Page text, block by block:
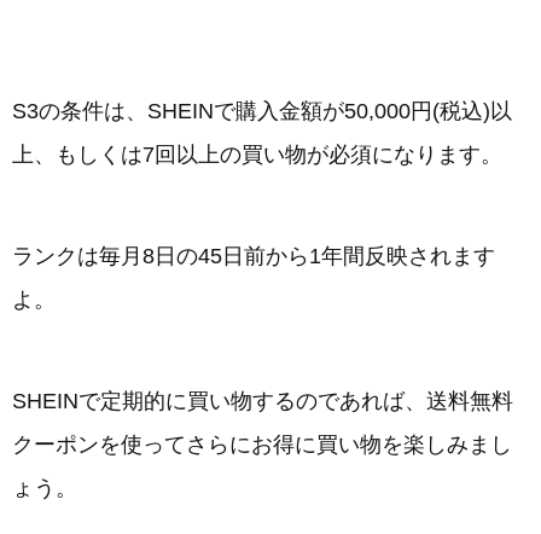
S3の条件は、SHEINで購入金額が50,000円(税込)以
上、もしくは7回以上の買い物が必須になります。
ランクは毎月8日の45日前から1年間反映されます
よ。
SHEINで定期的に買い物するのであれば、送料無料
クーポンを使ってさらにお得に買い物を楽しみまし
ょう。